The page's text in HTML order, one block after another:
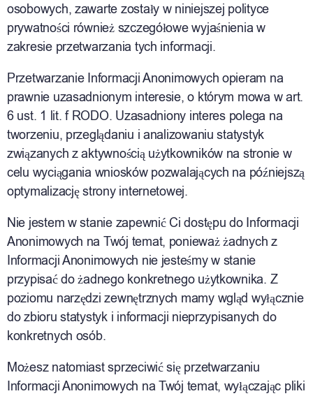
osobowych, zawarte zostały w niniejszej polityce
prywatności również szczegółowe wyjaśnienia w
zakresie przetwarzania tych informacji.
Przetwarzanie Informacji Anonimowych opieram na
prawnie uzasadnionym interesie, o którym mowa w art.
6 ust. 1 lit. f RODO. Uzasadniony interes polega na
tworzeniu, przeglądaniu i analizowaniu statystyk
związanych z aktywnością użytkowników na stronie w
celu wyciągania wniosków pozwalających na późniejszą
optymalizację strony internetowej.
Nie jestem w stanie zapewnić Ci dostępu do Informacji
Anonimowych na Twój temat, ponieważ żadnych z
Informacji Anonimowych nie jesteśmy w stanie
przypisać do żadnego konkretnego użytkownika. Z
poziomu narzędzi zewnętrznych mamy wgląd wyłącznie
do zbioru statystyk i informacji nieprzypisanych do
konkretnych osób.
Możesz natomiast sprzeciwić się przetwarzaniu
Informacji Anonimowych na Twój temat, wyłączając pliki